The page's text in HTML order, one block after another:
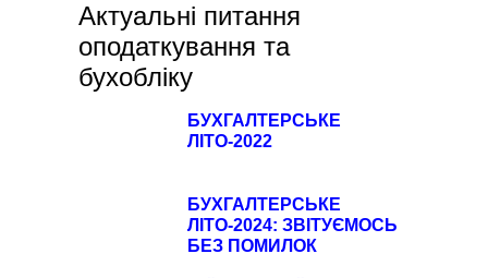
Актуальні питання
оподаткування та
бухобліку
БУХГАЛТЕРСЬКЕ
ЛІТО-2022
БУХГАЛТЕРСЬКЕ
ЛІТО-2024: ЗВІТУЄМОСЬ
БЕЗ ПОМИЛОК